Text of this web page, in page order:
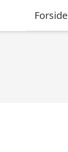
Forside